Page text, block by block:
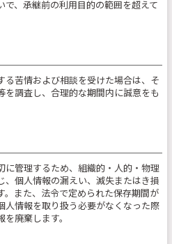
で、承継前の利用目的の範囲を超えて
る苦情および相談を受けた場合は、そ
を調査し、合理的な期間内に誠意をも
に管理するため、組織的・人的・物理
、個人情報の漏えい、滅失またはき損
。また、法令で定められた保存期間が
人情報を取り扱う必要がなくなった際
廃棄します。